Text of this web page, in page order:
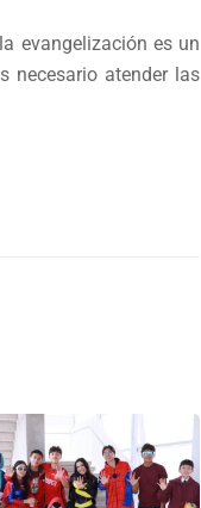
evangelización es un
necesario atender las